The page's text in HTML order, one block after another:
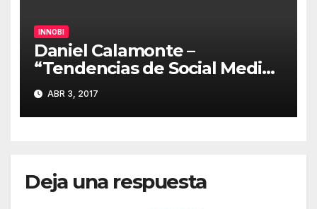
INNOBI
Daniel Calamonte –
“Tendencias de Social Media
y cómo las ponemos en
práctica en El Corte Inglés”
#innobi17
ABR 3, 2017
Deja una respuesta